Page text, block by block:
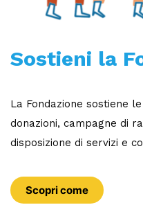
Sostieni la
La Fondazione sostiene
donazioni, campagne di
disposizione di servizi e
Scopri come